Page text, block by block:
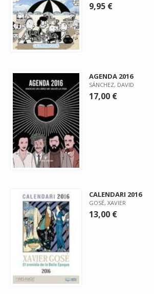
9,95 €
AGENDA 2016
SÁNCHEZ, DAVID
17,00 €
CALENDARI 2016
GOSÉ, XAVIER
13,00 €